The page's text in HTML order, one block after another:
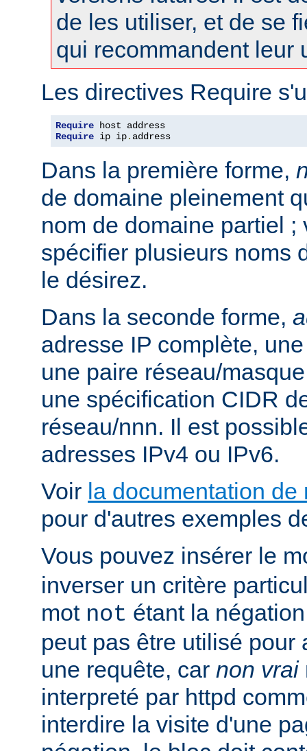
de les utiliser, et de se
qui recommandent leur
Les directives Require
Require
Require ip ip. address
Dans la première forme,
de domaine pleinement
nom de domaine partiel ;
spécifier plusieurs noms
le désirez.
Dans la seconde forme,
adresse IP complète,
une paire réseau/
une spécification CIDR
réseau/nnn. Il est
adresses IPv4 ou IPv6.
Voir la documentation de
pour d'autres exemples
Vous pouvez insérer le
inverser un critère
mot not étant la
peut pas être utilisé pour
une requête, car non vrai
interpreté par httpd
interdire la visite d'une